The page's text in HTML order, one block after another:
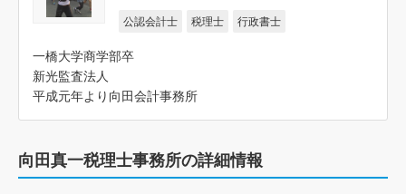
公認会計士 税理士 行政書士
一橋大学商学部卒
新光監査法人
平成元年より向田会計事務所
向田真一税理士事務所の詳細情報